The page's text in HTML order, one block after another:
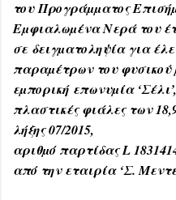
τουΠρογράµµατος
Εµφιαλωµένα Νερά του
σε δειγµατοληψία για
παραµέτρων του φυσικού
εµπορική επωνυµία
πλαστικές φιάλες των
λήξης 07/2015,
αριθµό παρτίδας L
από την εταιρία ‘Σ.